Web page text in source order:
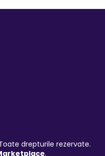
drepturile rezervate.
.